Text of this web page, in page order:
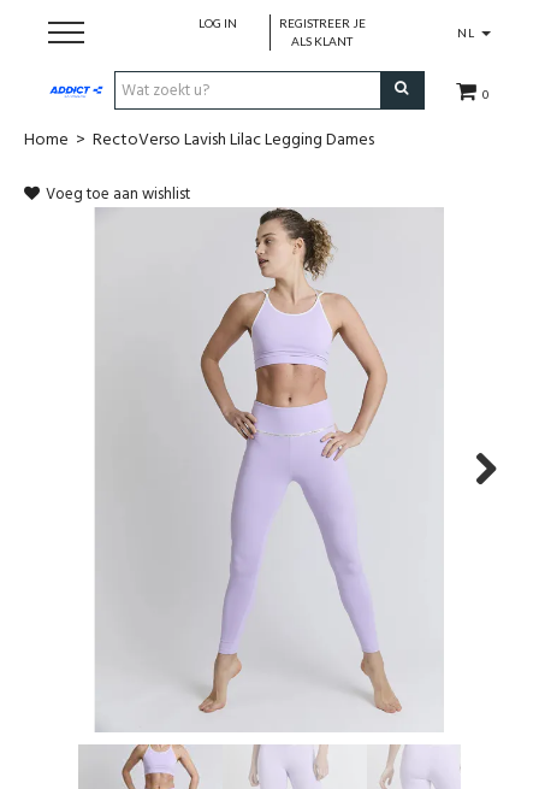
NL
0
LOG IN
REGISTREER JE
ALS KLANT
Cadeaubon
Loopschoenen
Laatste stuks
Home > RectoVerso Lavish Lilac Legging Dames
Voeg toe aan wishlist